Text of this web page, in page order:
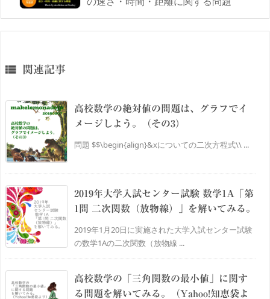
 関連記事
高校数学の絶対値の問題は、グラフでイ
メージしよう。（その3）
問題 $$\begin{align}&xについての二次方程式\\ ...
2019年大学入試センター試験 数学1A「第
1問 二次関数（放物線）」を解いてみる。
2019年1月20日に実施された大学入試センター試験
の数学1Aの二次関数（放物線 ...
高校数学の「三角関数の最小値」に関す
る問題を解いてみる。（Yahoo!知恵袋よ